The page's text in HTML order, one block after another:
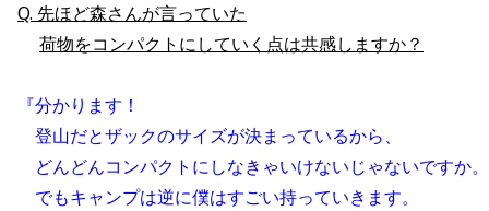
Q. 先ほど森さんが言っていた
荷物をコンパクトにしていく点は共感しますか？
『分かります！
登山だとザックのサイズが決まっているから、
どんどんコンパクトにしなきゃいけないじゃないですか。
でもキャンプは逆に僕はすごい持っていきます。